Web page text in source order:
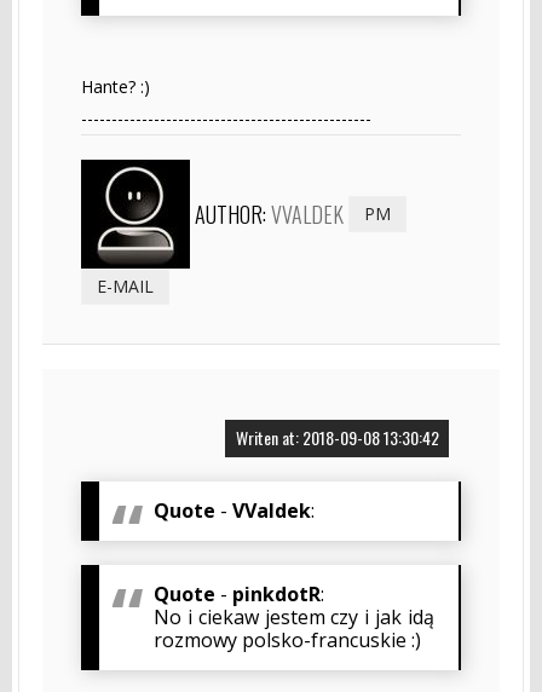
Hante? :)
------------------------------------------------
AUTHOR:VVALDEK PM
E-MAIL
Writen at: 2018-09-08 13:30:42
Quote - VValdek:
Quote - pinkdotR:
No i ciekaw jestem czy i jak idą
rozmowy polsko-francuskie :)